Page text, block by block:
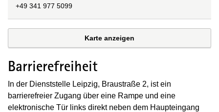
+49 341 977 5099
Karte anzeigen
Barrierefreiheit
In der Dienststelle Leipzig, Braustraße 2, ist ein
barrierefreier Zugang über eine Rampe und eine
elektronische Tür links direkt neben dem Haupteingang